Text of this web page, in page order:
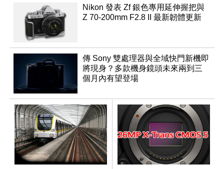
Nikon 發表 Zf 銀色專用延伸握把與
Z 70-200mm F2.8 II 最新韌體更新
傳 Sony 雙處理器與全域快門新機即
將現身？多款機身鏡頭未來兩到三
個月內有望登場